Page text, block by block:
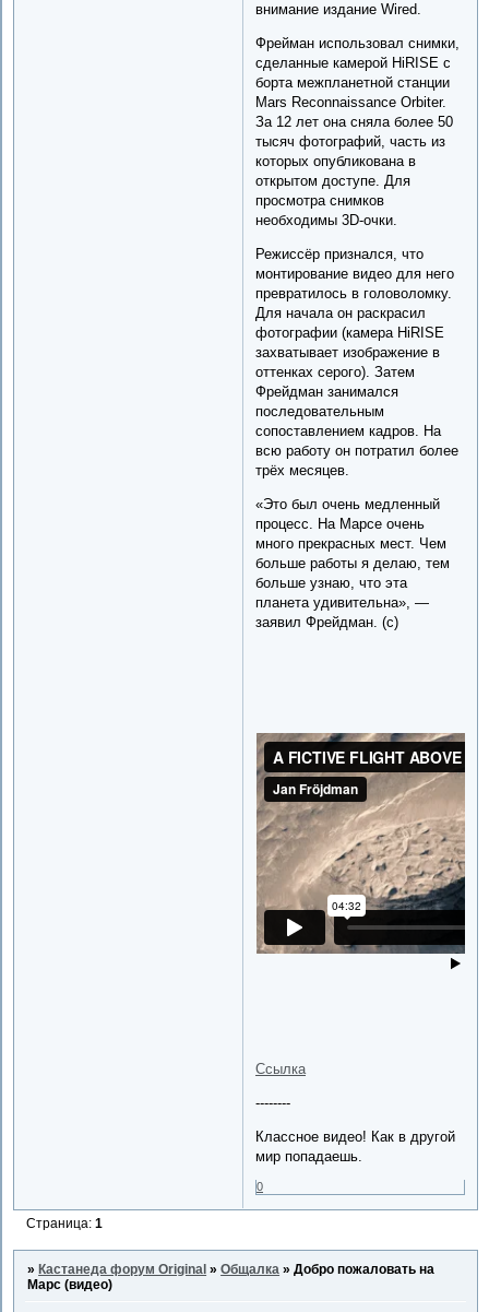
внимание издание Wired.
Фрейман использовал снимки,
сделанные камерой HiRISE c
борта межпланетной станции
Mars Reconnaissance Orbiter.
За 12 лет она сняла более 50
тысяч фотографий, часть из
которых опубликована в
открытом доступе. Для
просмотра снимков
необходимы 3D-очки.
Режиссёр признался, что
монтирование видео для него
превратилось в головоломку.
Для начала он раскрасил
фотографии (камера HiRISE
захватывает изображение в
оттенках серого). Затем
Фрейдман занимался
последовательным
сопоставлением кадров. На
всю работу он потратил более
трёх месяцев.
«Это был очень медленный
процесс. На Марсе очень
много прекрасных мест. Чем
больше работы я делаю, тем
больше узнаю, что эта
планета удивительна», —
заявил Фрейдман. (с)
Ссылка
--------
Классное видео! Как в другой
мир попадаешь.
0
Страница:1
»Кастанеда форум Original »Общалка »Добро пожаловать на
Марс (видео)